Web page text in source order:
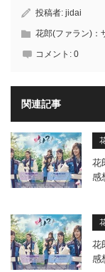
投稿者: jidai
花郎(ファラン)：
コメント: 0
関連記事
花
感
花
感